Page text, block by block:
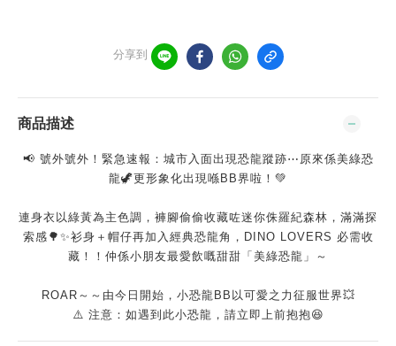
分享到
商品描述
📢 號外號外！緊急速報：城市入面出現恐龍蹤跡⋯原來係美綠恐
龍🦖更形象化出現喺BB界啦！💚
連身衣以綠黃為主色調，褲腳偷偷收藏咗迷你侏羅紀森林，滿滿探
索感🌳✨衫身＋帽仔再加入經典恐龍角，DINO LOVERS 必需收
藏！！仲係小朋友最愛飲嘅甜甜「美綠恐龍」～
ROAR～～由今日開始，小恐龍BB以可愛之力征服世界💥
⚠️ 注意：如遇到此小恐龍，請立即上前抱抱😆